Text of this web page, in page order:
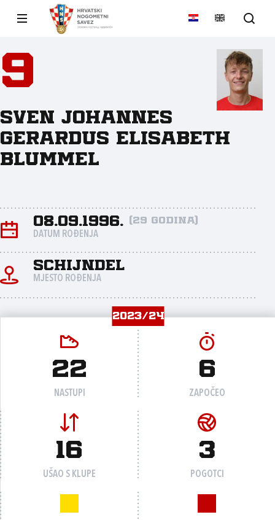
9
Sven Johannes
Gerardus Elisabeth
Blummel
08.09.1996. (29 godina)
DATUM ROĐENJA
Schijndel
MJESTO ROĐENJA
2023/24
22
NASTUPI
6
ZAPOČEO
16
UŠAO S KLUPE
3
POGOTCI